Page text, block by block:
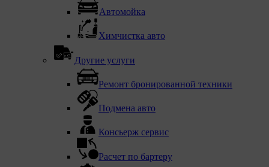
Автомойка
Химчистка авто
Другие услуги
Ремонт бронированной техники
Подмена авто
Консьерж сервис
Расчет по бартеру